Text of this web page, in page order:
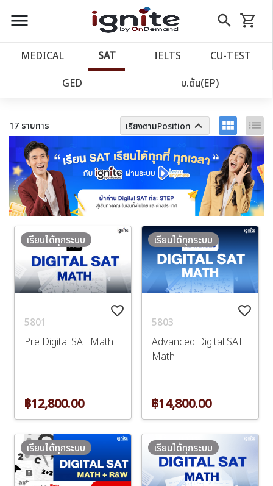
close
account_balance หน้าแรก
เว็บไซต์อิกไนท์
local_offer
import_contacts วางแผนการเรียน
account_circle เข้าสู่ระบบ
assignment ลงทะเบียน
menu search
Skip
to
shopping_cart
รถเข็น
MEDICAL SAT IELTS CU‑TEST
GED ม.ต้น(EP)
ตัวกรอง
17 รายการ เรียงตามPosition keyboard_arrow_up view_module list
favorite_border
5801
Pre Digital SAT Math
เรียนได้ทุกระบบ
฿12,800.00
favorite_border
5803
Advanced Digital SAT
Math
เรียนได้ทุกระบบ
฿14,800.00
เรียนได้ทุกระบบ เรียนได้ทุกระบบ